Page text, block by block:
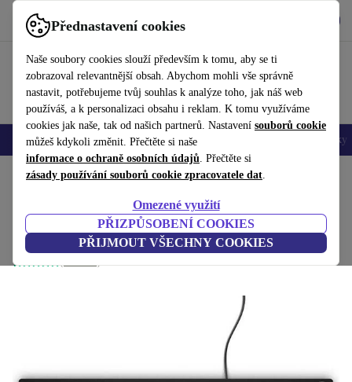
Přednastavení cookies
Naše soubory cookies slouží především k tomu, aby se ti
zobrazoval relevantnější obsah. Abychom mohli vše správně
nastavit, potřebujeme tvůj souhlas k analýze toho, jak náš web
používáš, a k personalizaci obsahu i reklam. K tomu využíváme
cookies jak naše, tak od našich partnerů. Nastavení souborů cookie
můžeš kdykoli změnit. Přečtěte si naše
informace o ochraně osobních údajů. Přečtěte si
zásady používání souborů cookie zpracovatele dat.
Omezené využití
PŘIZPŮSOBENÍ COOKIES
PŘIJMOUT VŠECHNY COOKIES
Používejte refurbed rychle a snadno
Mobily a smartphony Notebooky Tablety Doplňky
Domů Produkty Příslušenství Počítačové příslušenství Klávesnice
Dell KB216
Černá | US 609 Kč
946,04 Kč